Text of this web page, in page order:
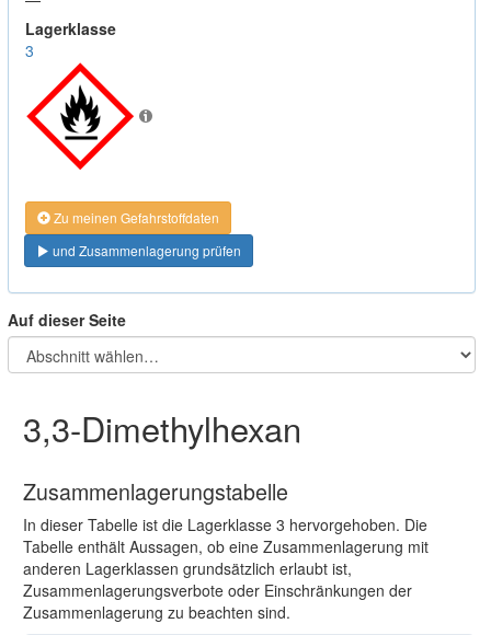
Lagerklasse
3
Zu meinen Gefahrstoffdaten
und Zusammenlagerung prüfen
Auf dieser Seite
3,3-Dimethylhexan
Zusammenlagerungstabelle
In dieser Tabelle ist die Lagerklasse 3 hervorgehoben. Die
Tabelle enthält Aussagen, ob eine Zusammenlagerung mit
anderen Lagerklassen grundsätzlich erlaubt ist,
Zusammenlagerungsverbote oder Einschränkungen der
Zusammenlagerung zu beachten sind.